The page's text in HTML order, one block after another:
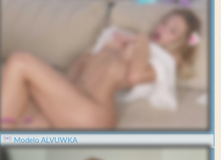
Modelo ALVUWKA